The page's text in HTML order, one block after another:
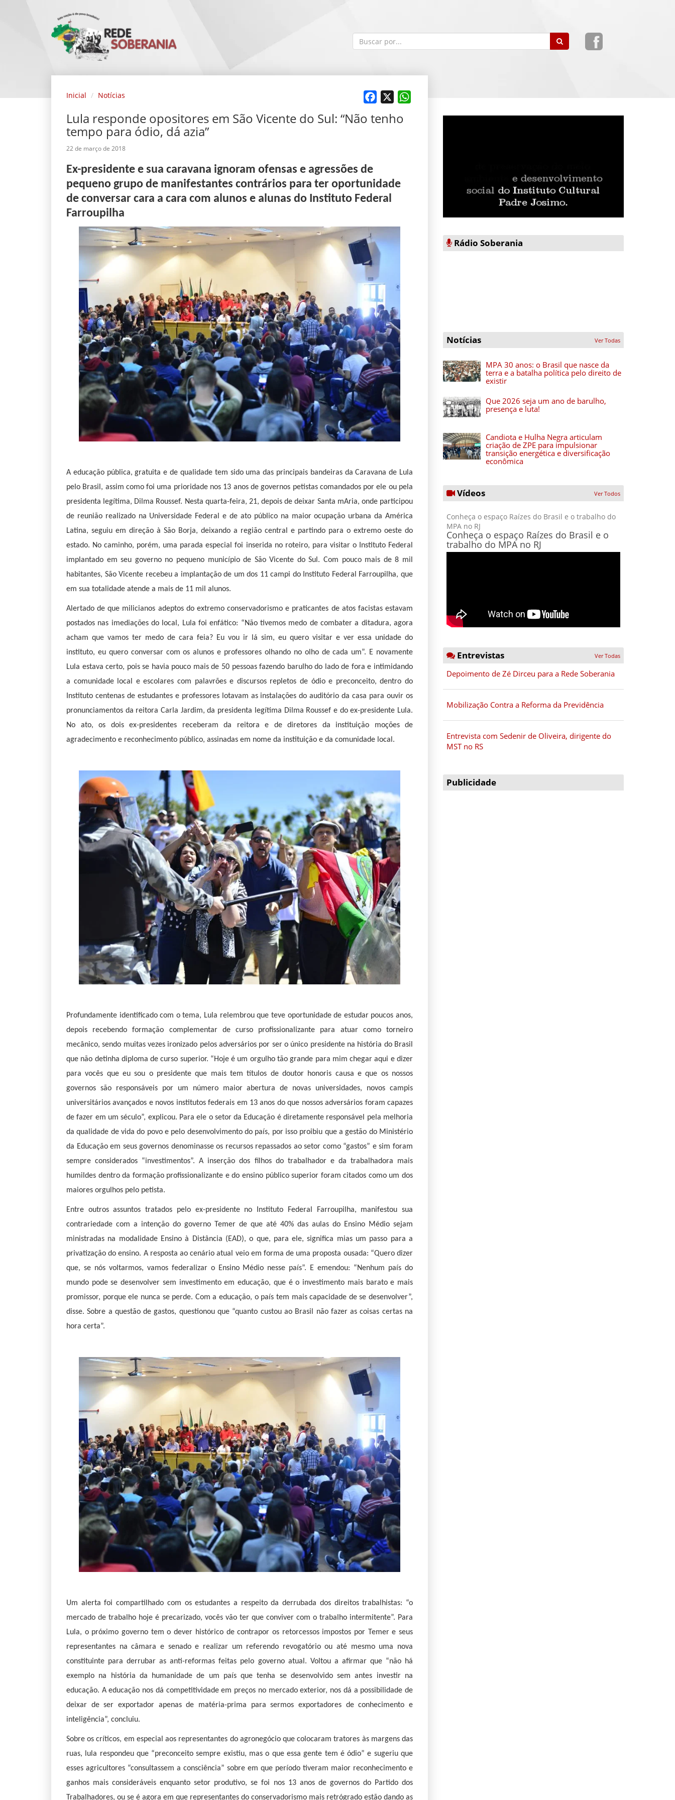
Inicial Notícias Facebook
Lula responde opositores em São Vicente do Sul: “Não tenho
tempo para ódio, dá azia”
22 de março de 2018
Ex-presidente e sua caravana ignoram ofensas e agressões de
pequeno grupo de manifestantes contrários para ter oportunidade
de conversar cara a cara com alunos e alunas do Instituto Federal
Farroupilha
A educação pública, gratuita e de qualidade tem sido uma das principais bandeiras da Caravana de Lula
pelo Brasil, assim como foi uma prioridade nos 13 anos de governos petistas comandados por ele ou pela
presidenta legítima, Dilma Roussef. Nesta quarta-feira, 21, depois de deixar Santa mAria, onde participou
de reunião realizado na Universidade Federal e de ato público na maior ocupação urbana da América
Latina, seguiu em direção à São Borja, deixando a região central e partindo para o extremo oeste do
estado. No caminho, porém, uma parada especial foi inserida no roteiro, para visitar o Instituto Federal
implantado em seu governo no pequeno município de São Vicente do Sul. Com pouco mais de 8 mil
habitantes, São Vicente recebeu a implantação de um dos 11 campi do Instituto Federal Farroupilha, que
em sua totalidade atende a mais de 11 mil alunos.
Alertado de que milicianos adeptos do extremo conservadorismo e praticantes de atos facistas estavam
postados nas imediações do local, Lula foi enfático: “Não tivemos medo de combater a ditadura, agora
acham que vamos ter medo de cara feia? Eu vou ir lá sim, eu quero visitar e ver essa unidade do
instituto, eu quero conversar com os alunos e professores olhando no olho de cada um”. E novamente
Lula estava certo, pois se havia pouco mais de 50 pessoas fazendo barulho do lado de fora e intimidando
a comunidade local e escolares com palavrões e discursos repletos de ódio e preconceito, dentro do
Instituto centenas de estudantes e professores lotavam as instalações do auditório da casa para ouvir os
pronunciamentos da reitora Carla Jardim, da presidenta legítima Dilma Roussef e do ex-presidente Lula.
No ato, os dois ex-presidentes receberam da reitora e de diretores da instituição moções de
agradecimento e reconhecimento público, assinadas em nome da instituição e da comunidade local.
Profundamente identificado com o tema, Lula relembrou que teve oportunidade de estudar poucos anos,
depois recebendo formação complementar de curso profissionalizante para atuar como torneiro
mecânico, sendo muitas vezes ironizado pelos adversários por ser o único presidente na história do Brasil
que não detinha diploma de curso superior. “Hoje é um orgulho tão grande para mim chegar aqui e dizer
para vocês que eu sou o presidente que mais tem títulos de doutor honoris causa e que os nossos
governos são responsáveis por um número maior abertura de novas universidades, novos campis
universitários avançados e novos institutos federais em 13 anos do que nossos adversários foram capazes
de fazer em um século”, explicou. Para ele o setor da Educação é diretamente responsável pela melhoria
da qualidade de vida do povo e pelo desenvolvimento do país, por isso proibiu que a gestão do Ministério
da Educação em seus governos denominasse os recursos repassados ao setor como “gastos” e sim foram
sempre considerados “investimentos”. A inserção dos filhos do trabalhador e da trabalhadora mais
humildes dentro da formação profissionalizante e do ensino público superior foram citados como um dos
maiores orgulhos pelo petista.
Entre outros assuntos tratados pelo ex-presidente no Instituto Federal Farroupilha, manifestou sua
contrariedade com a intenção do governo Temer de que até 40% das aulas do Ensino Médio sejam
ministradas na modalidade Ensino à Distância (EAD), o que, para ele, significa mias um passo para a
privatização do ensino. A resposta ao cenário atual veio em forma de uma proposta ousada: “Quero dizer
que, se nós voltarmos, vamos federalizar o Ensino Médio nesse país”. E emendou: “Nenhum país do
mundo pode se desenvolver sem investimento em educação, que é o investimento mais barato e mais
promissor, porque ele nunca se perde. Com a educação, o país tem mais capacidade de se desenvolver”,
disse. Sobre a questão de gastos, questionou que “quanto custou ao Brasil não fazer as coisas certas na
hora certa”.
Um alerta foi compartilhado com os estudantes a respeito da derrubada dos direitos trabalhistas: “o
mercado de trabalho hoje é precarizado, vocês vão ter que conviver com o trabalho intermitente”. Para
Lula, o próximo governo tem o dever histórico de contrapor os retorcessos impostos por Temer e seus
representantes na câmara e senado e realizar um referendo revogatório ou até mesmo uma nova
constituinte para derrubar as anti-reformas feitas pelo governo atual. Voltou a afirmar que “não há
exemplo na história da humanidade de um país que tenha se desenvolvido sem antes investir na
educação. A educação nos dá competitividade em preços no mercado exterior, nos dá a possibilidade de
deixar de ser exportador apenas de matéria-prima para sermos exportadores de conhecimento e
inteligência”, concluiu.
Sobre os críticos, em especial aos representantes do agronegócio que colocaram tratores às margens das
ruas, lula respondeu que “preconceito sempre existiu, mas o que essa gente tem é ódio” e sugeriu que
esses agricultores “consultassem a consciência” sobre em que período tiveram maior reconhecimento e
ganhos mais consideráveis enquanto setor produtivo, se foi nos 13 anos de governos do Partido dos
Trabalhadores, ou se é agora em que representantes do conservadorismo mais retrógrado estão dando as
Rádio Soberania
Notícias Ver Todas
MPA 30 anos: o Brasil que nasce da
terra e a batalha política pelo direito de
existir
Que 2026 seja um ano de barulho,
presença e luta!
Candiota e Hulha Negra articulam
criação de ZPE para impulsionar
transição energética e diversificação
econômica
Vídeos Ver Todos
Conheça o espaço Raízes do Brasil e o trabalho do
MPA no RJ
Conheça o espaço Raízes do Brasil e o
trabalho do MPA no RJ
Entrevistas Ver Todas
Depoimento de Zé Dirceu para a Rede Soberania
Mobilização Contra a Reforma da Previdência
Entrevista com Sedenir de Oliveira, dirigente do
MST no RS
Publicidade